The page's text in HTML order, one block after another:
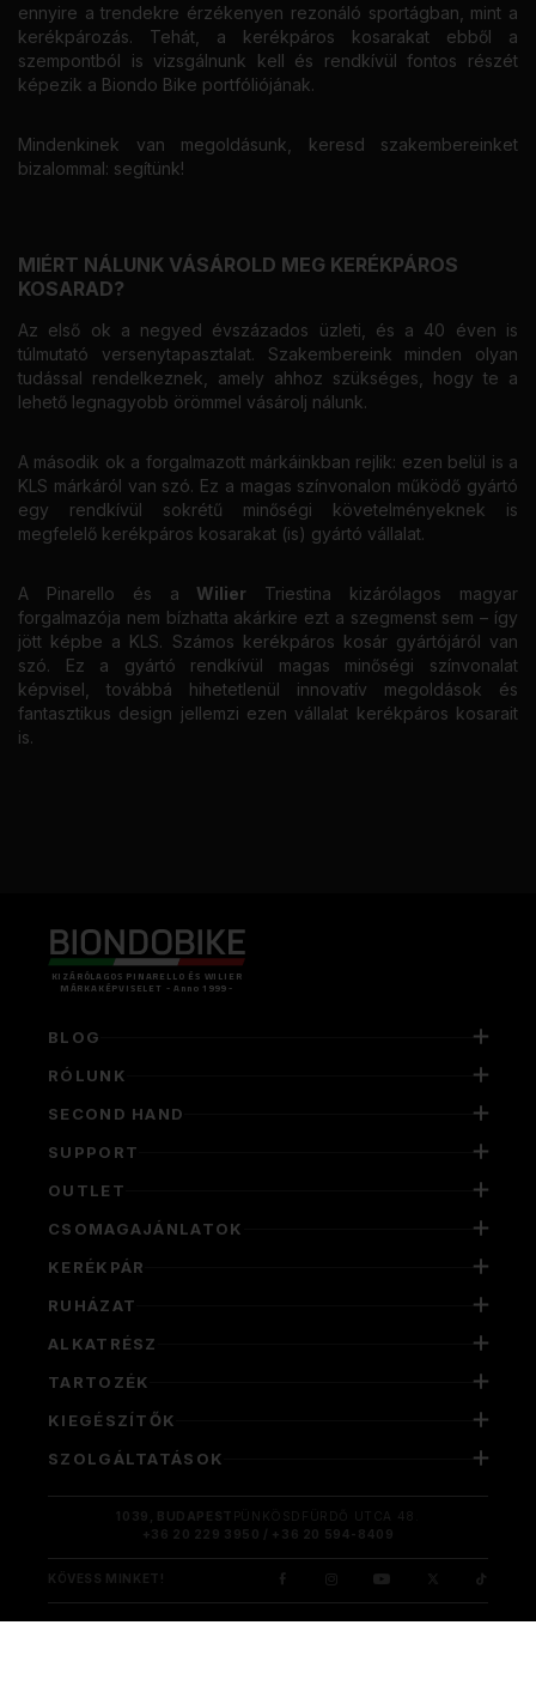
ennyire a trendekre érzékenyen rezonáló sportágban, mint a
kerékpározás. Tehát, a kerékpáros kosarakat ebből a
szempontból is vizsgálnunk kell és rendkívül fontos részét
képezik a Biondo Bike portfóliójának.
Mindenkinek van megoldásunk, keresd szakembereinket
bizalommal: segítünk!
MIÉRT NÁLUNK VÁSÁROLD MEG KERÉKPÁROS
KOSARAD?
Az első ok a negyed évszázados üzleti, és a 40 éven is
túlmutató versenytapasztalat. Szakembereink minden olyan
tudással rendelkeznek, amely ahhoz szükséges, hogy te a
lehető legnagyobb örömmel vásárolj nálunk.
A második ok a forgalmazott márkáinkban rejlik: ezen belül is a
KLS márkáról van szó. Ez a magas színvonalon működő gyártó
egy rendkívül sokrétű minőségi követelményeknek is
megfelelő kerékpáros kosarakat (is) gyártó vállalat.
A Pinarello és aWilier Triestina kizárólagos magyar
forgalmazója nem bízhatta akárkire ezt a szegmenst sem – így
jött képbe a KLS. Számos kerékpáros kosár gyártójáról van
szó. Ez a gyártó rendkívül magas minőségi színvonalat
képvisel, továbbá hihetetlenül innovatív megoldások és
fantasztikus design jellemzi ezen vállalat kerékpáros kosarait
is.
KIZÁRÓLAGOS PINARELLO ÉS WILIER
MÁRKAKÉPVISELET - Anno 1999 -
BLOG
RÓLUNK
SECOND HAND
SUPPORT
OUTLET
CSOMAGAJÁNLATOK
KERÉKPÁR
RUHÁZAT
ALKATRÉSZ
TARTOZÉK
KIEGÉSZÍTŐK
SZOLGÁLTATÁSOK
1039, BUDAPEST PÜNKÖSDFÜRDŐ UTCA 48.
+36 20 229 3950 / +36 20 594-8409
KÖVESS MINKET!